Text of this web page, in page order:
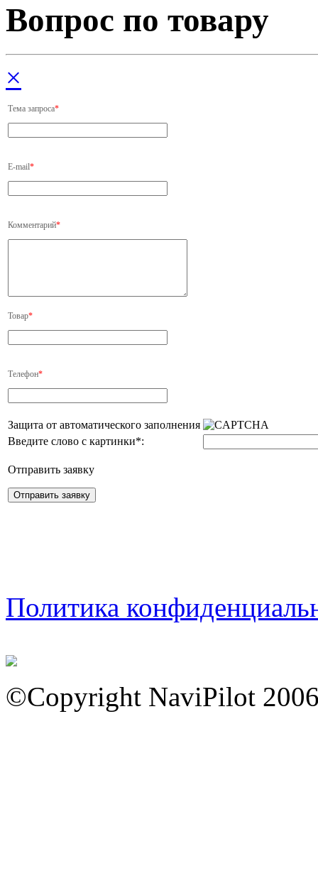
Вопрос по товару
×
Тема запроса*
E-mail*
Комментарий*
Товар*
Телефон*
Защита от автоматического заполнения
Введите слово с картинки*:
Отправить заявку
Политика
©Copyright NaviPilot